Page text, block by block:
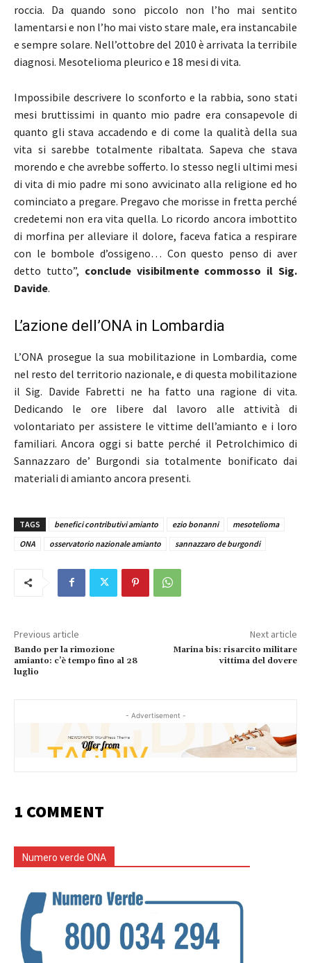
roccia. Da quando sono piccolo non l’ho mai sentito
lamentarsi e non l’ho mai visto stare male, era instancabile
e sempre solare. Nell’ottobre del 2010 è arrivata la terribile
diagnosi. Mesotelioma pleurico e 18 mesi di vita.
Impossibile descrivere lo sconforto e la rabbia, sono stati
mesi bruttissimi in quanto mio padre era consapevole di
quanto gli stava accadendo e di come la qualità della sua
vita si sarebbe totalmente ribaltata. Sapeva che stava
morendo e che avrebbe sofferto. Io stesso negli ultimi mesi
di vita di mio padre mi sono avvicinato alla religione ed ho
cominciato a pregare. Pregavo che morisse in fretta perché
credetemi non era vita quella. Lo ricordo ancora imbottito
di morfina per alleviare il dolore, faceva fatica a respirare
con le bombole d’ossigeno… Con questo penso di aver
detto tutto”, conclude visibilmente commosso il Sig.
Davide.
L’azione dell’ONA in Lombardia
L’ONA prosegue la sua mobilitazione in Lombardia, come
nel resto del territorio nazionale, e di questa mobilitazione
il Sig. Davide Fabretti ne ha fatto una ragione di vita.
Dedicando le ore libere dal lavoro alle attività di
volontariato per assistere le vittime dell’amianto e i loro
familiari. Ancora oggi si batte perché il Petrolchimico di
Sannazzaro de’ Burgondi sia totalmente bonificato dai
materiali di amianto ancora presenti.
TAGS benefici contributivi amianto ezio bonanni
mesotelioma
ONA
osservatorio nazionale amianto sannazzaro de burgondi
Previous article
Bando per la rimozione
amianto: c’è tempo fino al 28
luglio
Next article
Marina bis: risarcito militare
vittima del dovere
- Advertisement -
1 COMMENT
Numero verde ONA